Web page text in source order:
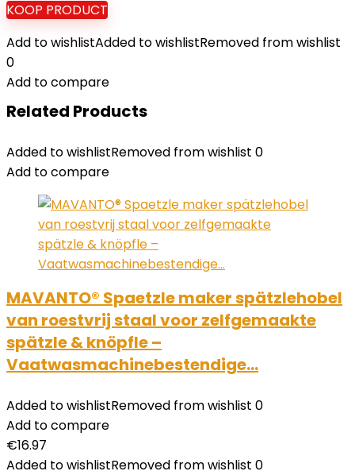
KOOP PRODUCT
Add to wishlistAdded to wishlistRemoved from wishlist
0
Add to compare
Related Products
Added to wishlistRemoved from wishlist 0
Add to compare
MAVANTO® Spaetzle maker spätzlehobel
van roestvrij staal voor zelfgemaakte
spätzle & knöpfle –
Vaatwasmachinebestendige…
Added to wishlistRemoved from wishlist 0
Add to compare
€16.97
Added to wishlistRemoved from wishlist 0